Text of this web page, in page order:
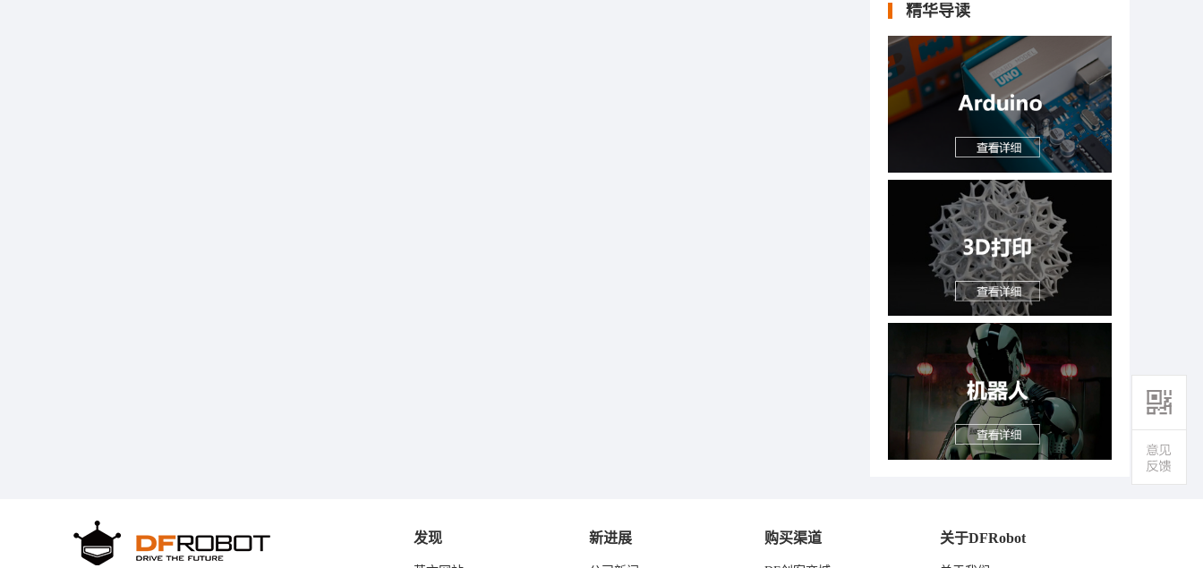
精华导读
发现 新进展 购买渠道 关于DFRobot